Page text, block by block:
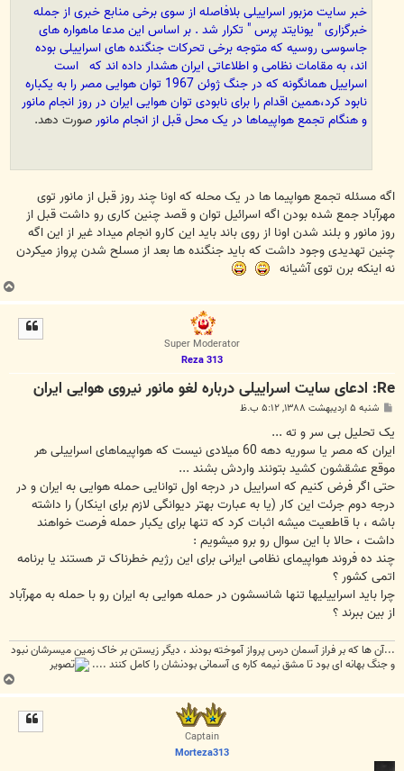
خبر سایت مزبور اسراییلی بلافاصله از سوی برخی منابع خبری از جمله
خبرگزاری " یونایتد پرس " تکرار شد . بر اساس این مدعا ماهواره های
جاسوسی روسیه که متوجه برخی تحرکات جنگنده های اسراییلی بوده
اند، به مقامات نظامی و اطلاعاتی ایران هشدار داده اند که است
اسراییل همانگونه که در جنگ ژوئن 1967 توان هوایی مصر را به یکباره
نابود کرد،همین اقدام را برای نابودی توان هوایی ایران در روز انجام مانور
و هنگام تجمع هواپیماها در یک محل قبل از انجام مانور صورت دهد.
اگه مسئله تجمع هواپیما ها در یک محله که اونا چند روز قبل از مانور توی
مهرآباد جمع شده بودن اگه اسرائیل توان و قصد چنین کاری رو داشت قبل از
روز مانور و بلند شدن اونا از روی باند باید این کارو انجام میداد غیر از این اگه
چنین تهدیدی وجود داشت که باید جنگنده ها بعد از مسلح شدن پرواز میکردن
نه اینکه برن توی آشیانه
Super Moderator
Reza 313
Re: ادعای سایت اسراییلی درباره لغو مانور نیروی هوایی ایران
ت
شنبه ۵ اردیبهشت ۱۳۸۸, ۵:۱۲ ب.ظ
یک تحلیل بی سر و ته ...
ایران که مصر یا سوریه دهه 60 میلادی نیست که هواپیماهای اسراییلی هر
موقع عشقشون کشید بتونند واردش بشند ...
حتی اگر فرض کنیم که اسراییل در درجه اول توانایی حمله هوایی به ایران و در
درجه دوم جرئت این کار (یا به عبارت بهتر دیوانگی لازم برای اینکار) را داشته
باشه ، با قاطعیت میشه اثبات کرد که تنها برای یکبار حمله فرصت خواهند
داشت ، حالا با این سوال رو برو میشویم :
چند ده فروند هواپیمای نظامی ایرانی برای این رژیم خطرناک تر هستند یا برنامه
اتمی کشور ؟
چرا باید اسراییلیها تنها شانسشون در حمله هوایی به ایران رو با حمله به مهرآباد
از بین ببرند ؟
...آن ها که بر فراز آسمان درس پرواز آموخته بودند ، دیگر زیستن بر خاک زمین میسرشان نبود
و جنگ بهانه ای بود تا مشق نیمه کاره ی آسمانی بودنشان را کامل کنند ....
Captain
Morteza313